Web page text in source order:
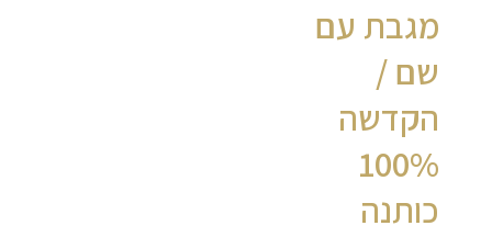
מגבת עם
שם /
הקדשה
100%
כותנה